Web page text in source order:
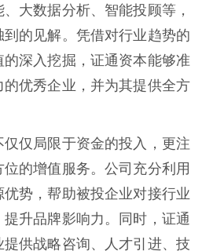
大数据分析、智能投顾等，
的见解。凭借对行业趋势的
深入挖掘，证通资本能够准
优秀企业，并为其提供全方
仅局限于资金的投入，更注
的增值服务。公司充分利用
势，帮助被投企业对接行业
升品牌影响力。同时，证通
供战略咨询、人才引进、技